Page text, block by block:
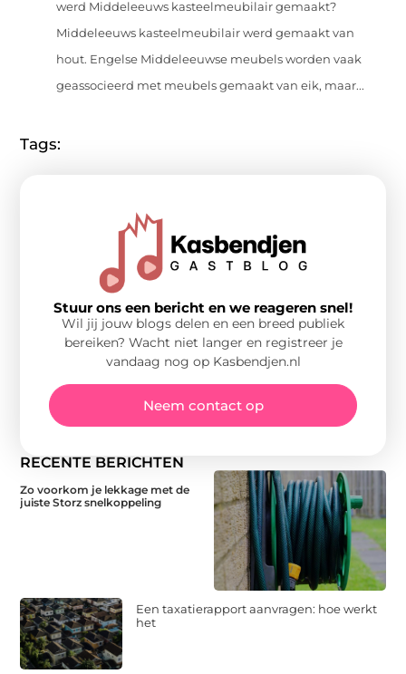
werd Middeleeuws kasteelmeubilair gemaakt?
Middeleeuws kasteelmeubilair werd gemaakt van
hout. Engelse Middeleeuwse meubels worden vaak
geassocieerd met meubels gemaakt van eik, maar...
Tags:
RECENTE BERICHTEN
Zo voorkom je lekkage met de
juiste Storz snelkoppeling
Een taxatierapport aanvragen: hoe werkt
het
Stuur ons een bericht en we reageren snel!
Wil jij jouw blogs delen en een breed publiek
bereiken? Wacht niet langer en registreer je
vandaag nog op Kasbendjen.nl
Neem contact op